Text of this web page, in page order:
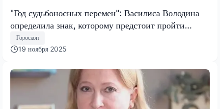
"Год судьбоносных перемен": Василиса Володина
определила знак, которому предстоит пройти
испытание, меняющее все
Гороскоп
19 ноября 2025